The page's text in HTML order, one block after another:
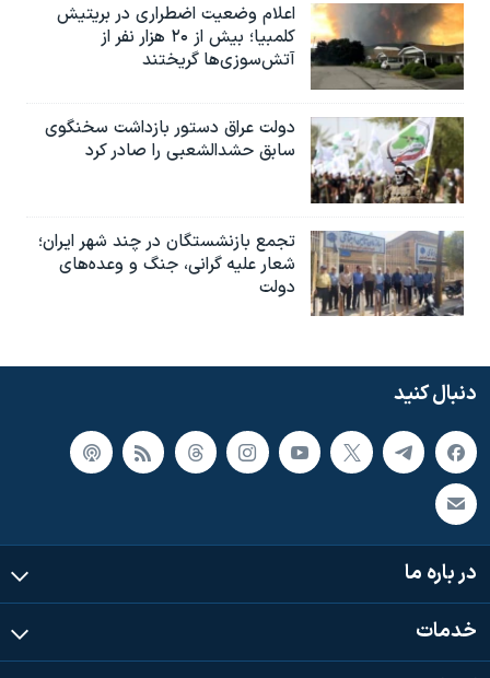
اعلام وضعیت اضطراری در بریتیش
کلمبیا؛ بیش از ۲۰ هزار نفر از
آتش‌سوزی‌ها گریختند
دولت عراق دستور بازداشت سخنگوی
سابق حشدالشعبی را صادر کرد
تجمع بازنشستگان در چند شهر ایران؛
شعار علیه گرانی، جنگ و وعده‌های
دولت
دنبال کنید
در باره ما
خدمات